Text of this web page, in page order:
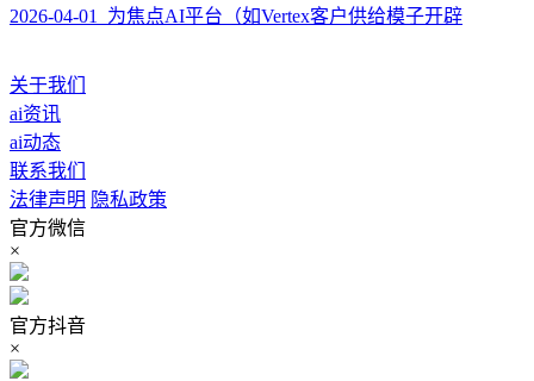
2026-04-01 为焦点AI平台（如Vertex客户供给模子开辟
关于我们
ai资讯
ai动态
联系我们
法律声明 隐私政策
官方微信
×
官方抖音
×